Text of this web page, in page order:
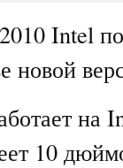
Intel
новой
на
10